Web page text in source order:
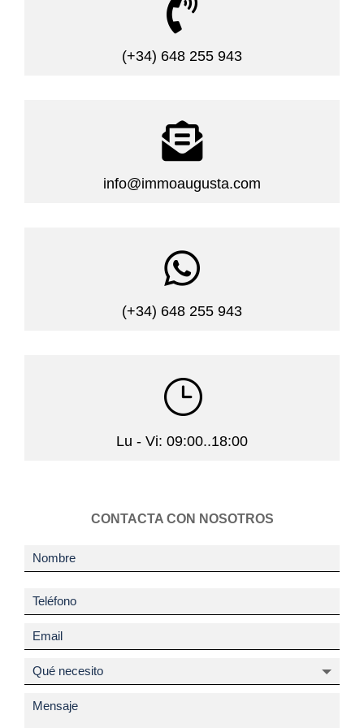

(+34) 648 255 943

info@immoaugusta.com

(+34) 648 255 943
}
Lu - Vi: 09:00..18:00
CONTACTA CON NOSOTROS